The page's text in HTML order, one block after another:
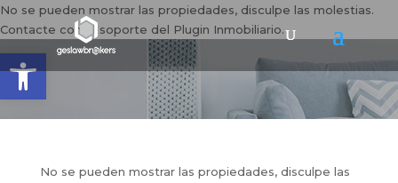
No se pueden mostrar las propiedades, disculpe las molestias.
Contacte con el soporte del Plugin Inmobiliario.
No se pueden mostrar las propiedades, disculpe las
Abrir barra de herramientas